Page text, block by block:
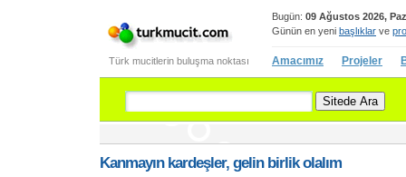
Bugün: 09 Ağustos 2026,
Günün en yeni başlıklar ve
Türk mucitlerin buluşma noktası Amacımız Projeler
Kanmayın kardeşler, gelin birlik olalım